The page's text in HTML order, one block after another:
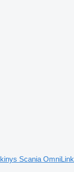
Scania OmniLink